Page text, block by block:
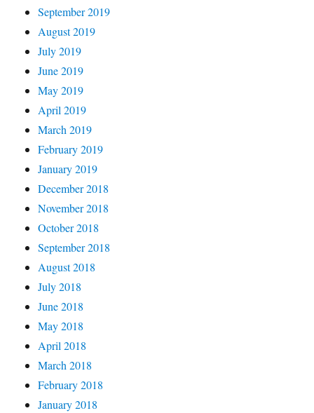
September 2019
August 2019
July 2019
June 2019
May 2019
April 2019
March 2019
February 2019
January 2019
December 2018
November 2018
October 2018
September 2018
August 2018
July 2018
June 2018
May 2018
April 2018
March 2018
February 2018
January 2018